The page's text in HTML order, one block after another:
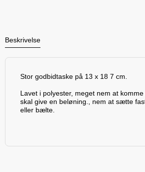
Beskrivelse
Stor godbidtaske på 13 x 18 7 cm.
Lavet i polyester, meget nem at
skal give en beløning., nem at sætte
eller bælte.